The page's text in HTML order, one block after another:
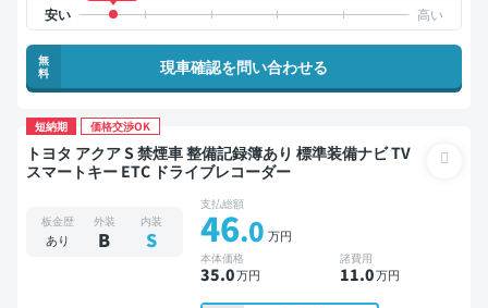
無
料
現車確認を問い合わせる
短納期 価格交渉OK
トヨタ アクア S 禁煙車 整備記録簿あり 標準装備ナビ TV
スマートキー ETC ドライブレコーダー
板金歴
あり
外装
B
内装
S
支払総額
46.0 万円
本体価格
35.0万円
諸費用
11.0万円